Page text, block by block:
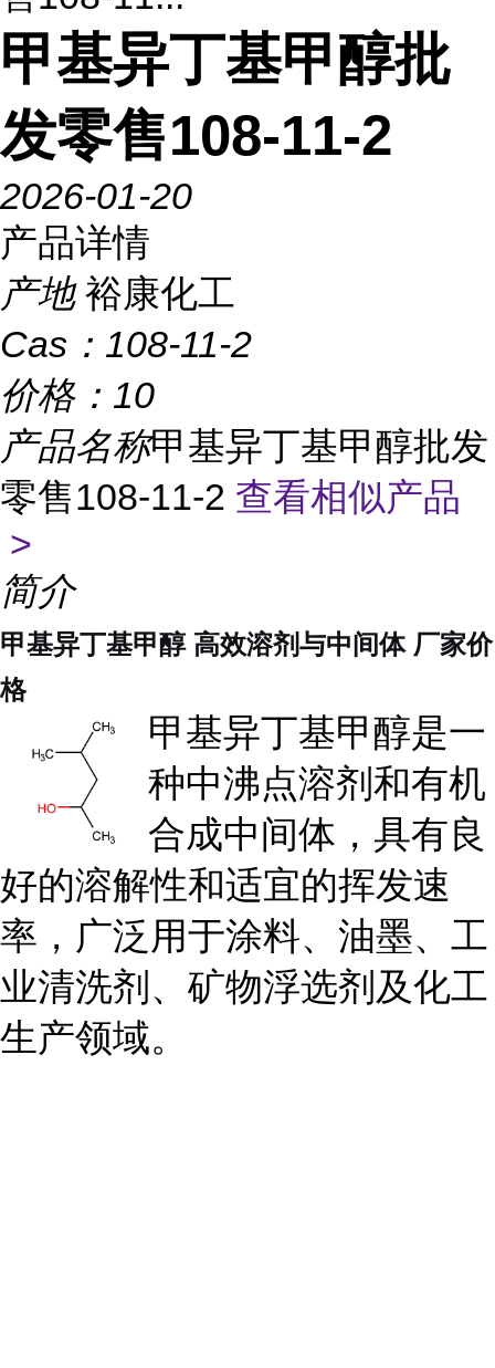
甲基异丁基甲醇批
发零售108-11-2
2026-01-20
产品详情
产地 裕康化工
Cas： 108-11-2
价格： 10
产品名称甲基异丁基甲醇批发
零售108-11-2 查看相似产品
>
简介
甲基异丁基甲醇 高效溶剂与中间体 厂家价
格
甲基异丁基甲醇是一
种中沸点溶剂和有机
合成中间体，具有良
好的溶解性和适宜的挥发速
率，广泛用于涂料、油墨、工
业清洗剂、矿物浮选剂及化工
生产领域。